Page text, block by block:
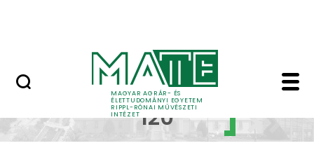
MAGYAR AGRÁR- ÉS
ÉLETTUDOMÁNYI EGYETEM
RIPPL-RÓNAI MŰVÉSZETI
INTÉZET
Neumann 120 -
Neumann
120